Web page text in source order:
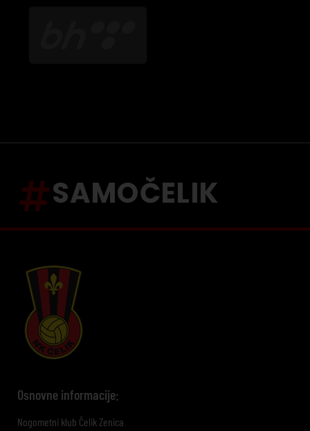
SAMOČELIK
Osnovne informacije:
Nogometni klub Čelik Zenica